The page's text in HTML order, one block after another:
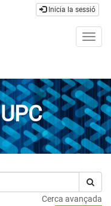
Inicia la sessió
Cerca avançada